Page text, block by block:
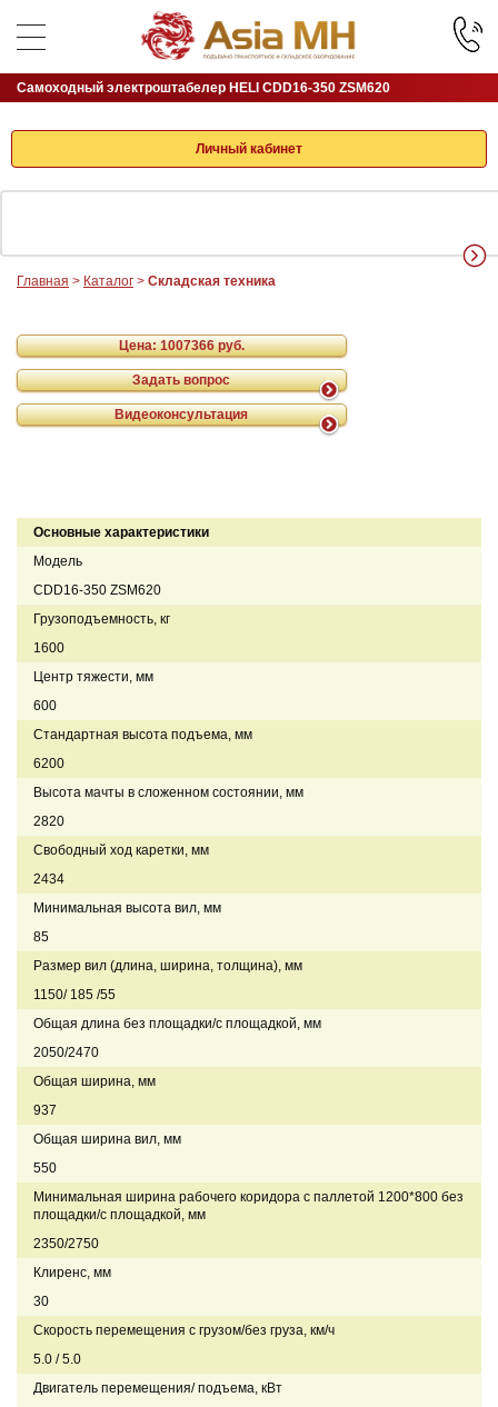
Личный кабинет
Главная > Каталог > Складская техника
Самоходный электроштабелер HELI CDD16-350 ZSM620
Цена: 1007366 руб.
Задать вопрос
Видеоконсультация
Основные характеристики
Модель
CDD16-350 ZSM620
Грузоподъемность, кг
1600
Центр тяжести, мм
600
Стандартная высота подъема, мм
6200
Высота мачты в сложенном состоянии, мм
2820
Свободный ход каретки, мм
2434
Минимальная высота вил, мм
85
Размер вил (длина, ширина, толщина), мм
1150/ 185 /55
Общая длина без площадки/с площадкой, мм
2050/2470
Общая ширина, мм
937
Общая ширина вил, мм
550
Минимальная ширина рабочего коридора с паллетой 1200*800 без
площадки/с площадкой, мм
2350/2750
Клиренс, мм
30
Скорость перемещения с грузом/без груза, км/ч
5.0 / 5.0
Двигатель перемещения/ подъема, кВт